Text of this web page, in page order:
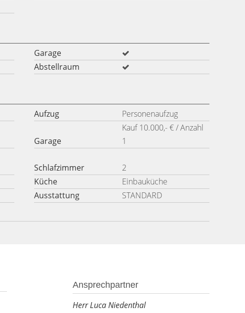
Garage
Abstellraum
Aufzug Personenaufzug
Garage
Kauf 10.000,- € / Anzahl
1
Schlafzimmer
2
Küche
Einbauküche
Ausstattung
STANDARD
Ansprechpartner
Herr Luca Niedenthal